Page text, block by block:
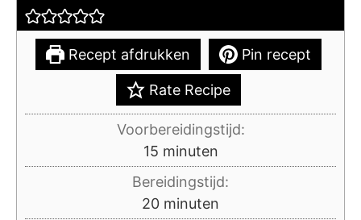
Recept afdrukken Pin recept
Rate Recipe
Voorbereidingstijd:
15minuten
minuten
Bereidingstijd:
20minuten
minuten